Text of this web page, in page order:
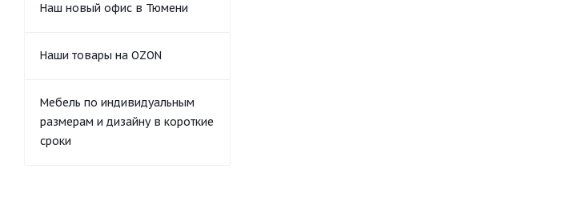
Наш новый офис в Тюмени
Наши товары на OZON
Мебель по индивидуальным
размерам и дизайну в короткие
сроки